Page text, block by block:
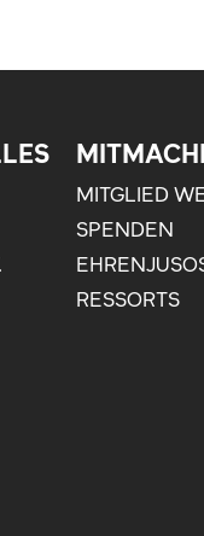
MITGLIED
SPENDEN
RESSORTS